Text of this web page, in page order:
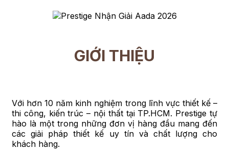
GIỚI THIỆU
Với hơn 10 năm kinh nghiệm trong lĩnh vực thiết kế –
thi công, kiến trúc – nội thất tại TP.HCM. Prestige tự
hào là một trong những đơn vị hàng đầu mang đến
các giải pháp thiết kế uy tín và chất lượng cho
khách hàng.